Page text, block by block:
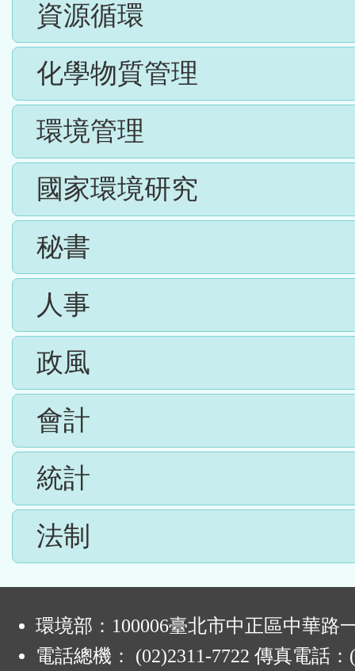
資源循環
化學物質管理
環境管理
國家環境研究
秘書
人事
政風
會計
統計
法制
環境部：100006臺北市中正區中華路
電話總機： (02)2311-7722 傳真電話：